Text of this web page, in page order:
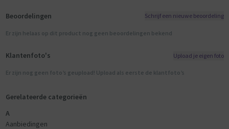
Beoordelingen Schrijf een nieuwe beoordeling
Er zijn helaas op dit product nog geen beoordelingen bekend
Klantenfoto's Upload je eigen foto
Er zijn nog geen foto’s geupload! Upload als eerste de klantfoto’s
Gerelateerde categorieën
A
Aanbiedingen